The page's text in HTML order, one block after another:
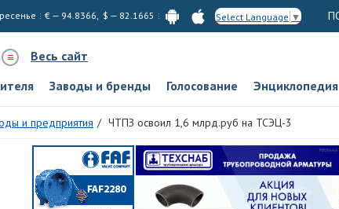
€ — 94.8366, $ — 82.1665 Select Language ▼
Весь сайт
Заводы и бренды Голосование Энциклопедия
и предприятия ЧТПЗ освоил 1,6 млрд.руб на ТСЭЦ-3